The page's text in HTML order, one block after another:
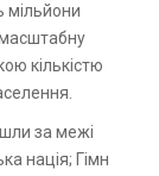
мільйони
кількістю
за межі
нація; Гімн